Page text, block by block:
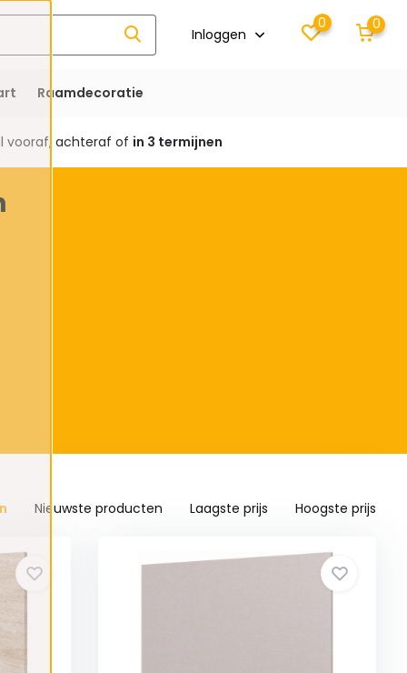
Inloggen
0 0
Raamdecoratie
vooraf, achteraf of in 3 termijnen
Nieuwste producten Laagste prijs Hoogste prijs